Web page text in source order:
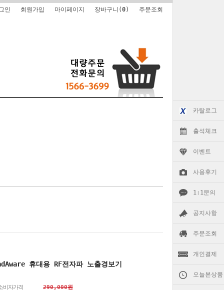
카탈로그
출석체크
이벤트
사용후기
1:1문의
공지사항
주문조회
개인결제
오늘본상품
인 회원가입 마이페이지 장바구니(0) 주문조회
휴대용 RF전자파 노출경보기
비자가격
290,000원